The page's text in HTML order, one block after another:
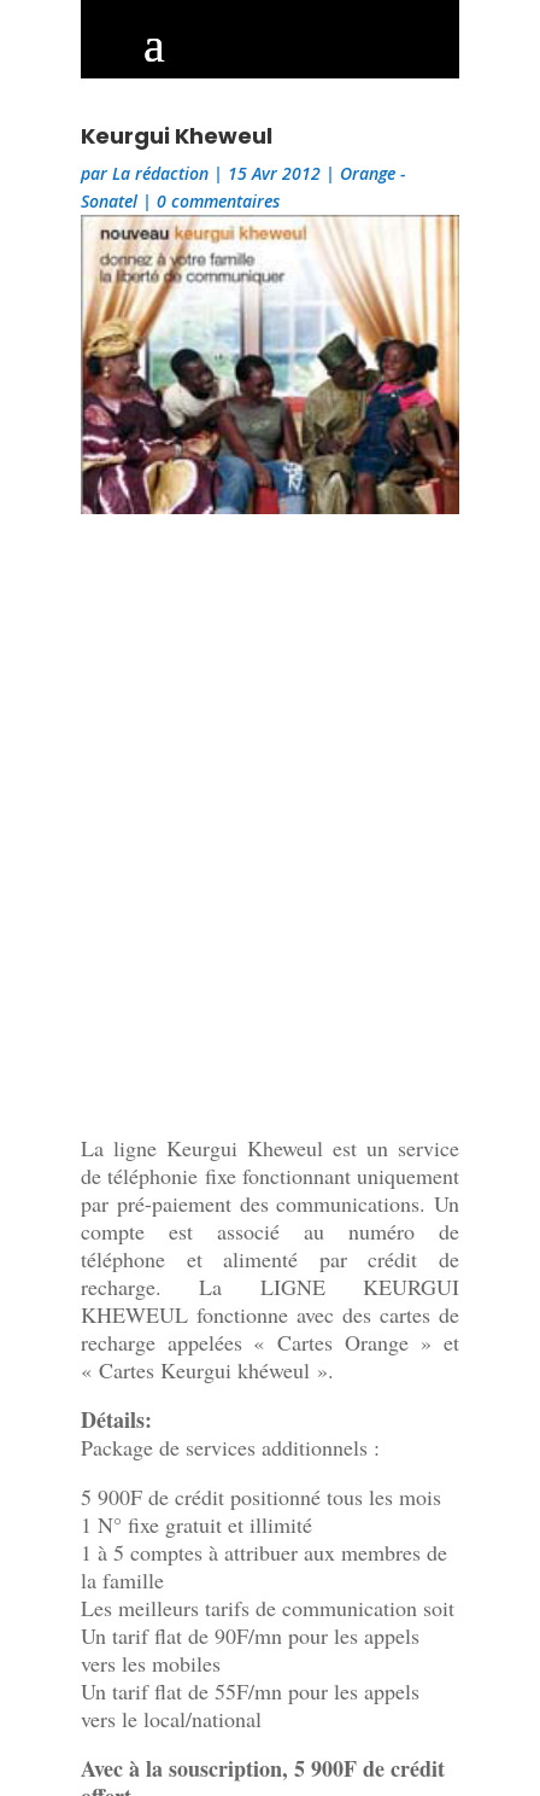
Keurgui Kheweul
parLa rédaction | 15 Avr 2012 | Orange -
Sonatel |0 commentaires
La ligne Keurgui Kheweul est un service
de téléphonie fixe fonctionnant uniquement
par pré-paiement des communications. Un
compte est associé au numéro de
téléphone et alimenté par crédit de
recharge. La LIGNE KEURGUI
KHEWEUL fonctionne avec des cartes de
recharge appelées « Cartes Orange » et
« Cartes Keurgui khéweul ».
Détails:
Package de services additionnels :
5 900F de crédit positionné tous les mois
1 N° fixe gratuit et illimité
1 à 5 comptes à attribuer aux membres de
la famille
Les meilleurs tarifs de communication soit
Un tarif flat de 90F/mn pour les appels
vers les mobiles
Un tarif flat de 55F/mn pour les appels
vers le local/national
Avec à la souscription, 5 900F de crédit